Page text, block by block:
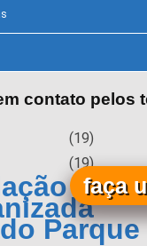
contato pelos
(19)
(19)
faça